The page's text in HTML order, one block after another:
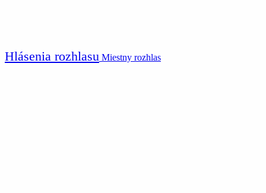
Hlásenia rozhlasu Miestny rozhlas